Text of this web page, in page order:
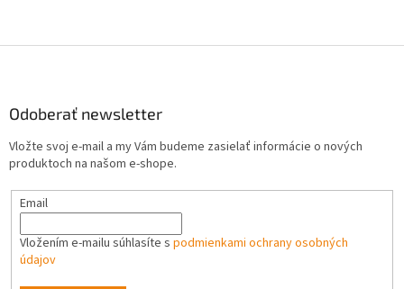
Odoberať newsletter
Vložte svoj e-mail a my Vám budeme zasielať informácie o nových
produktoch na našom e-shope.
Email
Vložením e-mailu súhlasíte s podmienkami ochrany osobných
údajov